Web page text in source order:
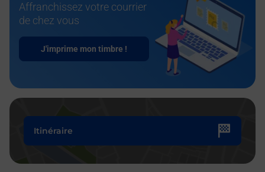
Affranchissez votre courrier
de chez vous
J'imprime mon timbre !
Itinéraire